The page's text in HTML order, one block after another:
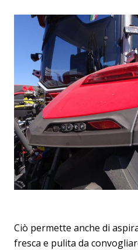
Ciò permette anche di
fresca e pulita da